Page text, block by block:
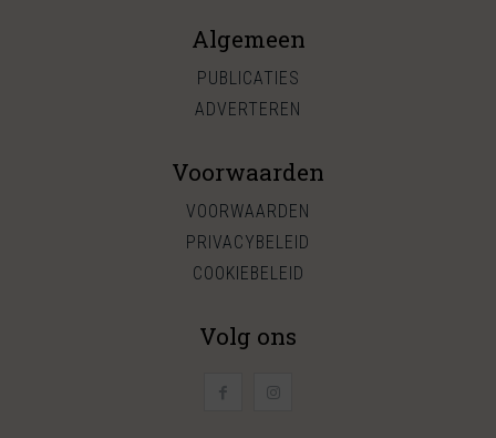
Algemeen
PUBLICATIES
ADVERTEREN
Voorwaarden
VOORWAARDEN
PRIVACYBELEID
COOKIEBELEID
Volg ons